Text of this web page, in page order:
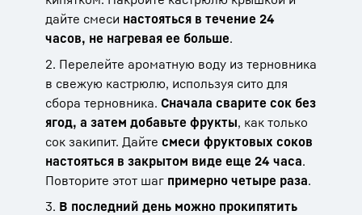
дайте смеси настояться в течение 24
часов, не нагревая ее больше.
2. Перелейте ароматную воду из терновника
в свежую кастрюлю, используя сито для
сбора терновника. Сначала сварите сок без
ягод, а затем добавьте фрукты, как только
сок закипит. Дайте смеси фруктовых соков
настояться в закрытом виде еще 24 часа.
Повторите этот шаг примерно четыре раза.
3. В последний день можно прокипятить